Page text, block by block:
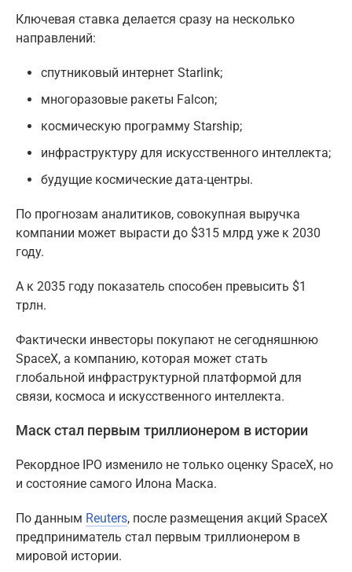
Ключевая ставка делается сразу на несколько
направлений:
спутниковый интернет Starlink;
многоразовые ракеты Falcon;
космическую программу Starship;
инфраструктуру для искусственного интеллекта;
будущие космические дата-центры.
По прогнозам аналитиков, совокупная выручка
компании может вырасти до $315 млрд уже к 2030
году.
А к 2035 году показатель способен превысить $1
трлн.
Фактически инвесторы покупают не сегодняшнюю
SpaceX, а компанию, которая может стать
глобальной инфраструктурной платформой для
связи, космоса и искусственного интеллекта.
Маск стал первым триллионером в истории
Рекордное IPO изменило не только оценку SpaceX, но
и состояние самого Илона Маска.
По данным Reuters, после размещения акций SpaceX
предприниматель стал первым триллионером в
мировой истории.